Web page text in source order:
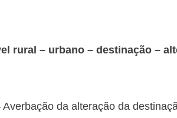
rural – urbano – destinação –
da alteração da